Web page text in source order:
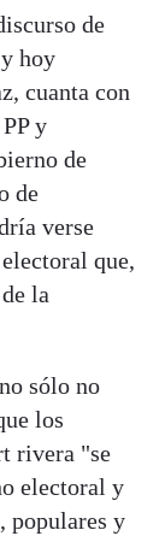
de
hoy
cuanta con
y
de
de
verse
que,
la
sólo no
los
rivera "se
electoral y
populares y